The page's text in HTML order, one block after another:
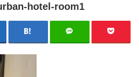
hotel-room1